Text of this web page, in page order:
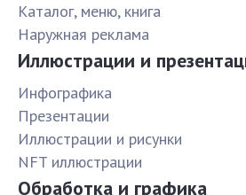
Каталог, меню, книга
Наружная реклама
Иллюстрации и
Инфографика
Презентации
Иллюстрации и рисунки
NFT иллюстрации
Обработка и графика